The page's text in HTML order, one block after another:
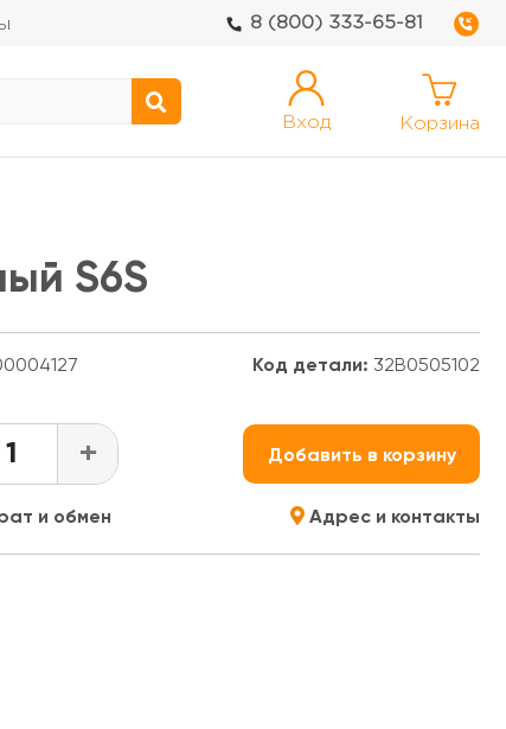
8 (800) 333-65-81
Вход Корзина
S6S
Код детали: 32B0505102
+ Добавить в корзину
и обмен Адрес и контакты